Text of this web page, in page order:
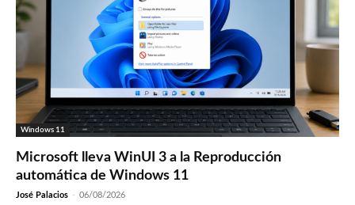
Windows 11
Microsoft lleva WinUI 3 a la Reproducción
automática de Windows 11
José Palacios - 06/08/2026